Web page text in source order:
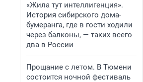
«Жила тут интеллигенция».
История сибирского дома-
бумеранга, где в гости ходили
через балконы, — таких всего
два в России
Прощание с летом. В Тюмени
состоится ночной фестиваль